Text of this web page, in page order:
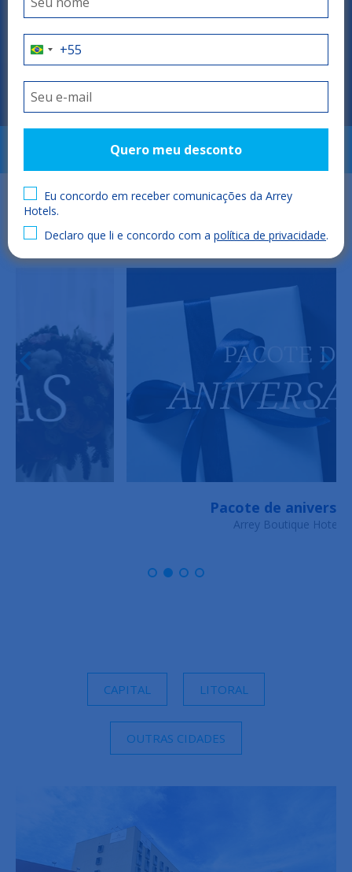
Quero meu desconto
Eu concordo em receber comunicações da Arrey
Hotels.
Declaro que li e concordo com a política de privacidade.
RESERVAR
Arrey Beach Hotel
PARNAÍBA - PIAUÍ
O refúgio perfeito!
Pacote de aniversário
CAPITAL LITORAL
OUTRAS CIDADES